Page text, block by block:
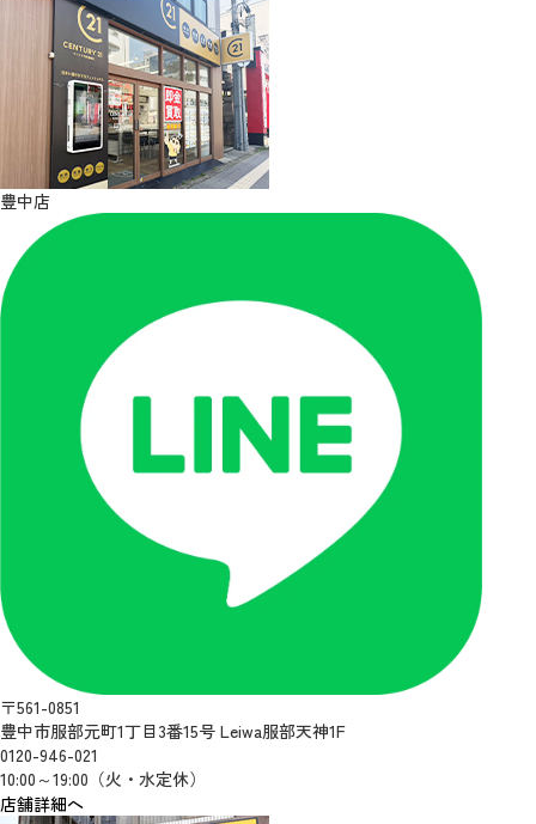
豊中店
〒561-0851
豊中市服部元町1丁目3番15号 Leiwa服部天神1F
0120-946-021
10:00～19:00（火・水定休）
店舗詳細へ